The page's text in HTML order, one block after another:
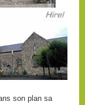
son plan sa